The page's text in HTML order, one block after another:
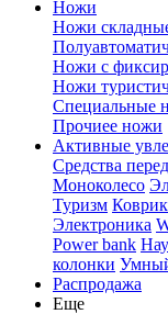
Ножи
Ножи
Ножи с
Ножи
Специальные
Прочиее ножи
Активные
Средства
Моноколесо
Туризм
Электроника
Power bank
колонки
Распродажа
Еще